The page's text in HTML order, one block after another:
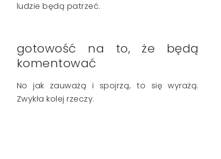
ludzie będą patrzeć.
gotowość na to, że będą
komentować
No jak zauważą i spojrzą, to się wyrażą.
Zwykła kolej rzeczy.